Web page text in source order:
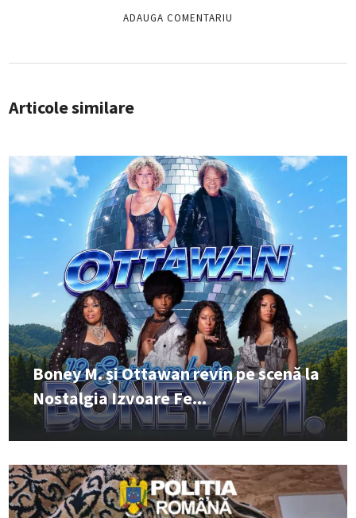
Articole similare
Boney M. și Ottawan revin pe scenă la
Nostalgia Izvoare Fe...